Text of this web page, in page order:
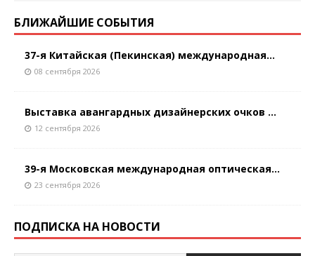
БЛИЖАЙШИЕ СОБЫТИЯ
37-я Китайская (Пекинская) международная...
08 сентября 2026
Выставка авангардных дизайнерских очков ...
12 сентября 2026
39-я Московская международная оптическая...
23 сентября 2026
ПОДПИСКА НА НОВОСТИ